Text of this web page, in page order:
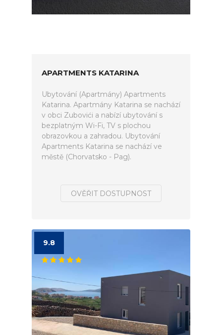
APARTMENTS KATARINA
Ubytování (Apartmány) Apartments
Katarina. Apartmány Katarina se nachází
v obci Zubovići a nabízí ubytování s
bezplatným Wi-Fi, TV s plochou
obrazovkou a zahradou. Ubytování
Apartments Katarina se nachází ve
městě (Chorvatsko - Pag).
OVĚŘIT DOSTUPNOST
9.8